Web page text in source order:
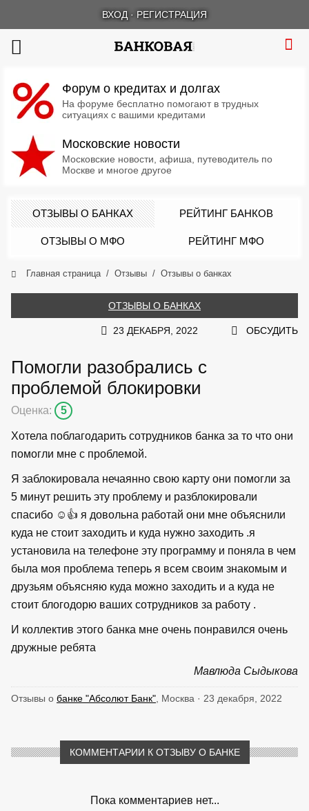
ВХОД · РЕГИСТРАЦИЯ
Форум о кредитах и долгах
На форуме бесплатно помогают в трудных
ситуациях с вашими кредитами
Московские новости
Московские новости, афиша, путеводитель по
Москве и многое другое
ОТЗЫВЫ О БАНКАХ РЕЙТИНГ БАНКОВ
ОТЗЫВЫ О МФО РЕЙТИНГ МФО
Главная страница Отзывы Отзывы о банках
ОТЗЫВЫ О БАНКАХ
23 ДЕКАБРЯ, 2022 ОБСУДИТЬ
Помогли разобрались с
проблемой блокировки
Оценка: 5
Хотела поблагодарить сотрудников банка за то что они
помогли мне с проблемой.
Я заблокировала нечаянно свою карту они помогли за
5 минут решить эту проблему и разблокировали
спасибо ☺️👍 я довольна работай они мне объяснили
куда не стоит заходить и куда нужно заходить .я
установила на телефоне эту программу и поняла в чем
была моя проблема теперь я всем своим знакомым и
друзьям объясняю куда можно заходить и а куда не
стоит блогодорю ваших сотрудников за работу .
И коллектив этого банка мне очень понравился очень
дружные ребята
Мавлюда Сыдыкова
Отзывы о банке "Абсолют Банк" , Москва · 23 декабря, 2022
КОММЕНТАРИИ К ОТЗЫВУ О БАНКЕ
Пока комментариев нет...